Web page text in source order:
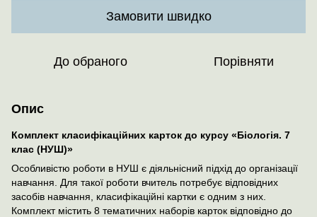
Замовити швидко
До обраного Порівняти
Опис
Комплект класифікаційних карток до курсу «Біологія. 7
клас (НУШ)»
Особливістю роботи в НУШ є діяльнісний підхід до організації
навчання. Для такої роботи вчитель потребує відповідних
засобів навчання, класифікаційні картки є одним з них.
Комплект містить 8 тематичних наборів карток відповідно до